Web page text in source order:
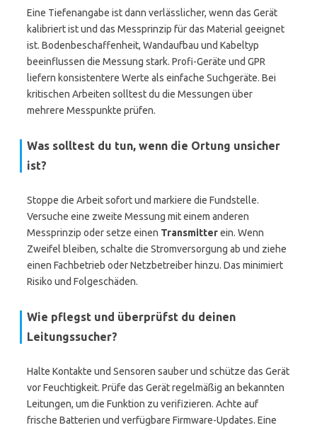
Eine Tiefenangabe ist dann verlässlicher, wenn das Gerät
kalibriert ist und das Messprinzip für das Material geeignet
ist. Bodenbeschaffenheit, Wandaufbau und Kabeltyp
beeinflussen die Messung stark. Profi-Geräte und GPR
liefern konsistentere Werte als einfache Suchgeräte. Bei
kritischen Arbeiten solltest du die Messungen über
mehrere Messpunkte prüfen.
Was solltest du tun, wenn die Ortung unsicher
ist?
Stoppe die Arbeit sofort und markiere die Fundstelle.
Versuche eine zweite Messung mit einem anderen
Messprinzip oder setze einen Transmitterein. Wenn
Zweifel bleiben, schalte die Stromversorgung ab und ziehe
einen Fachbetrieb oder Netzbetreiber hinzu. Das minimiert
Risiko und Folgeschäden.
Wie pflegst und überprüfst du deinen
Leitungssucher?
Halte Kontakte und Sensoren sauber und schütze das Gerät
vor Feuchtigkeit. Prüfe das Gerät regelmäßig an bekannten
Leitungen, um die Funktion zu verifizieren. Achte auf
frische Batterien und verfügbare Firmware-Updates. Eine